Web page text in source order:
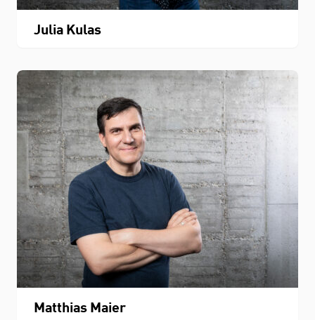
Julia Kulas
Matthias Maier